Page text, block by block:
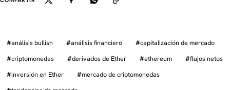
#análisis bullish #análisis financiero #capitalización de mercado
#criptomonedas #derivados de Ether #ethereum #flujos netos
#inversión en Ether #mercado de criptomonedas